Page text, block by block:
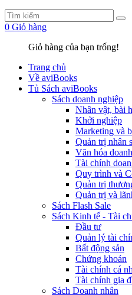
0 Giỏ hàng
Giỏ hàng của bạn trống!
Trang chủ
Về aviBooks
Tủ Sách aviBooks
Sách doanh nghiệp
Nhân vật, bài
Khởi nghiệp
Marketing và
Quản trị nhân
Văn hóa
Tài chính
Quy trình và
Quản trị
Quản trị và
Sách Flash Sale
Sách Kinh tế - Tài
Đầu tư
Quản lý tài
Bất động sản
Chứng khoán
Tài chính cá
Tài chính gia
Sách Doanh nhân